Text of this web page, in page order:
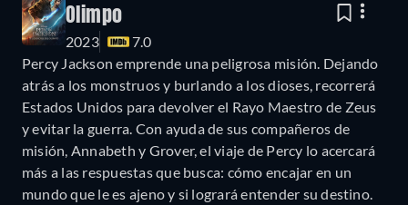
Olimpo
2023
7.0
Percy Jackson emprende una peligrosa misión. Dejando
atrás a los monstruos y burlando a los dioses, recorrerá
Estados Unidos para devolver el Rayo Maestro de Zeus
y evitar la guerra. Con ayuda de sus compañeros de
misión, Annabeth y Grover, el viaje de Percy lo acercará
más a las respuestas que busca: cómo encajar en un
mundo que le es ajeno y si logrará entender su destino.